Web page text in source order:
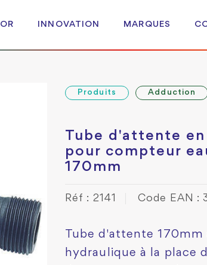
INNOVATION MARQUES
Produits Adduction
Tube d'attente
pour compteur
170mm
Réf : 2141 Code EAN :
Tube d'attente
hydraulique à la place